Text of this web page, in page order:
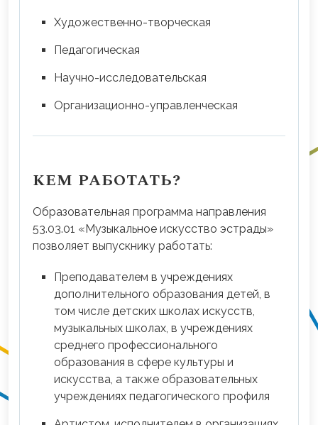
Художественно-творческая
Педагогическая
Научно-исследовательская
Организационно-управленческая
КЕМ РАБОТАТЬ?
Образовательная программа направления
53.03.01 «Музыкальное искусство эстрады»
позволяет выпускнику работать:
Преподавателем в учреждениях
дополнительного образования детей, в
том числе детских школах искусств,
музыкальных школах, в учреждениях
среднего профессионального
образования в сфере культуры и
искусства, а также образовательных
учреждениях педагогического профиля